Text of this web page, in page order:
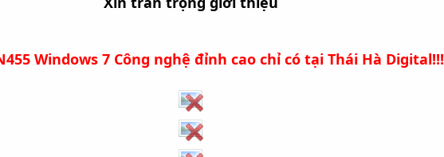
Windows 7 Công nghệ đỉnh cao chỉ có tại Thái Hà Digital!!!